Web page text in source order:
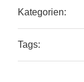
Kategorien:
Tags: